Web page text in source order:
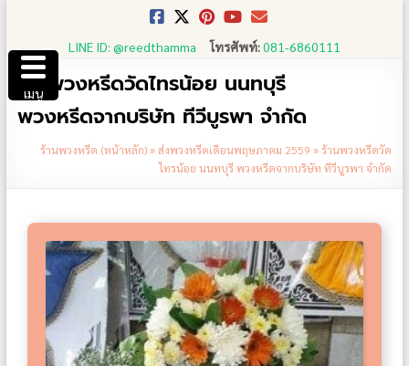
content
LINE ID: @reedthamma โทรศัพท์:081-6860111
ร้านพวงหรีดวัดไทรน้อย นนทบุรี
พวงหรีดจากบริษัท ทีวีบูรพา จำกัด
ร้านพวงหรีด (หน้าหลัก)»ส่งพวงหรีดเดือนพฤษภาคม 2559 »ร้านพวงหรีดวัด
ไทรน้อย นนทบุรี พวงหรีดจากบริษัท ทีวีบูรพา จำกัด
เมนู